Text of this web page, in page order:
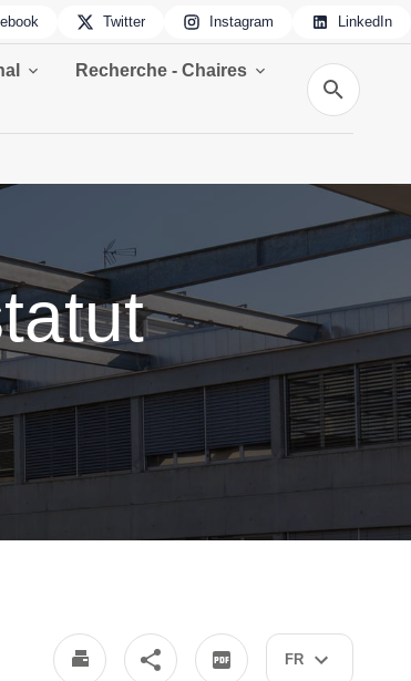
Twitter Instagram LinkedIn
Recherche - Chaires
Recherche
FR